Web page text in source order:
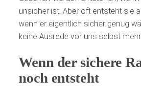
unsicher ist. Aber oft entsteht sie
wenn er eigentlich sicher genug
keine Ausrede vor uns selbst
Wenn der sichere
noch entsteht